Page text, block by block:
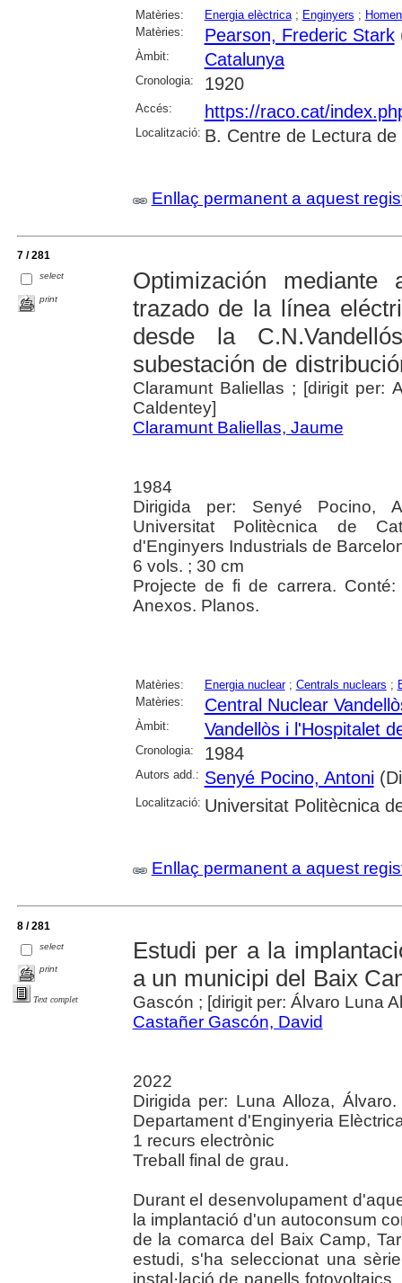
Matèries: Energia elèctrica; Enginyers ;
Matèries:
Pearson, Frederic Stark
Àmbit: Catalunya
Cronologia: 1920
Accés: https://raco.cat/
Localització: B. Centre de Lectura de
Enllaç permanent a aquest
7 / 281
select
print
Optimización mediante
trazado de la línea
desde la
subestación de
Claramunt Baliellas ; [dirigit per:
Caldentey]
Claramunt Baliellas, Jaume
1984
Dirigida per: Senyé Pocino,
Universitat Politècnica de
d'Enginyers Industrials de
6 vols. ; 30 cm
Projecte de fi de carrera.
Anexos. Planos.
Matèries: Energia nuclear; Centrals nuclears ;
Matèries:
Central Nuclear
Àmbit: Vandellòs i l'Hospitalet
Cronologia: 1984
Autors add.: Senyé Pocino, Antoni
Localització: Universitat Politècnica
Enllaç permanent a aquest
8 / 281
select
print
Text complet
Estudi per a la
a un municipi del Baix
Gascón ; [dirigit per: Álvaro Luna
Castañer Gascón, David
2022
Dirigida per: Luna Alloza,
Departament d'Enginyeria
1 recurs electrònic
Treball final de grau.
Durant el desenvolupament
la implantació d'un autoconsum
de la comarca del Baix Camp,
estudi, s'ha seleccionat una
instal·lació de panells